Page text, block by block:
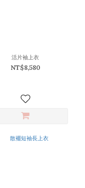
活片袖上衣
NT$8,580